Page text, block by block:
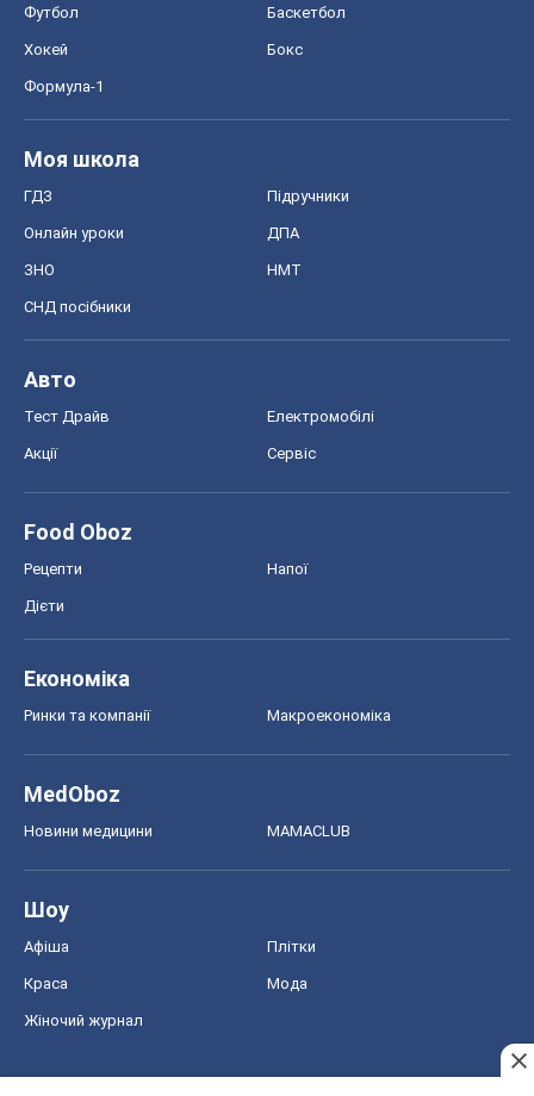
Футбол Баскетбол
Хокей Бокс
Формула-1
Моя школа
ГДЗ Підручники
Онлайн уроки ДПА
ЗНО НМТ
СНД посібники
Авто
Тест Драйв Електромобілі
Акції Сервіс
Food Oboz
Рецепти Напої
Дієти
Економіка
Ринки та компанії Макроекономіка
MedOboz
Новини медицини MAMACLUB
Шоу
Афіша Плітки
Краса Мода
Жіночий журнал